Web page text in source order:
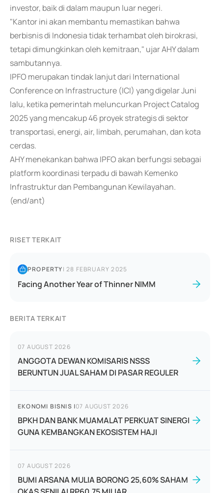
investor, baik di dalam maupun luar negeri.
"Kantor ini akan membantu memastikan bahwa
berbisnis di Indonesia tidak terhambat oleh birokrasi,
tetapi dimungkinkan oleh kemitraan," ujar AHY dalam
sambutannya.
IPFO merupakan tindak lanjut dari International
Conference on Infrastructure (ICI) yang digelar Juni
lalu, ketika pemerintah meluncurkan Project Catalog
2025 yang mencakup 46 proyek strategis di sektor
transportasi, energi, air, limbah, perumahan, dan kota
cerdas.
AHY menekankan bahwa IPFO akan berfungsi sebagai
platform koordinasi terpadu di bawah Kemenko
Infrastruktur dan Pembangunan Kewilayahan.
(end/ant)
RISET TERKAIT
PROPERTY|28 FEBRUARY 2025
Facing Another Year of Thinner NIMM
BERITA TERKAIT
07 AUGUST 2026
ANGGOTA DEWAN KOMISARIS NSSS
BERUNTUN JUAL SAHAM DI PASAR REGULER
EKONOMI BISNIS |07 AUGUST 2026
BPKH DAN BANK MUAMALAT PERKUAT SINERGI
GUNA KEMBANGKAN EKOSISTEM HAJI
07 AUGUST 2026
BUMI ARSANA MULIA BORONG 25,60% SAHAM